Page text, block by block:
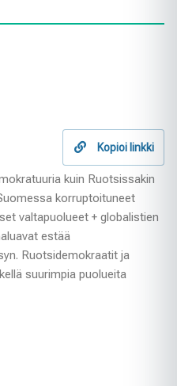
Kopioi linkki
kuin Ruotsissakin
korruptoituneet
valtapuolueet + globalistien
estää
Ruotsidemokraatit ja
suurimpia puolueita